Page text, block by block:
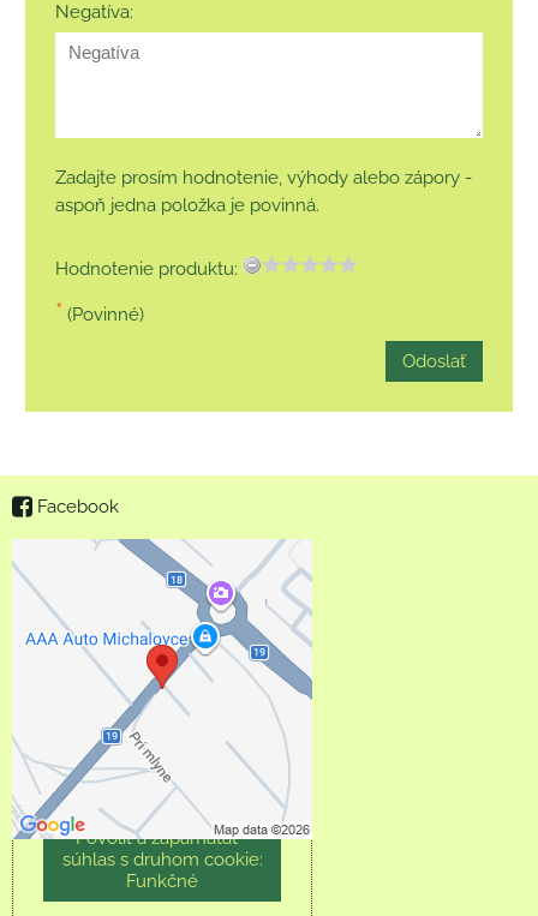
Negatíva:
Zadajte prosím hodnotenie, výhody alebo zápory -
aspoň jedna položka je povinná.
Hodnotenie produktu:
* (Povinné)
Odoslať
Facebook
Externý obsah je
blokovaný Voľbami
súkromia
Prajete si načítať externý
obsah?
Povoliť tentokrát
Povoliť a zapamätať -
súhlas s druhom cookie:
Funkčné